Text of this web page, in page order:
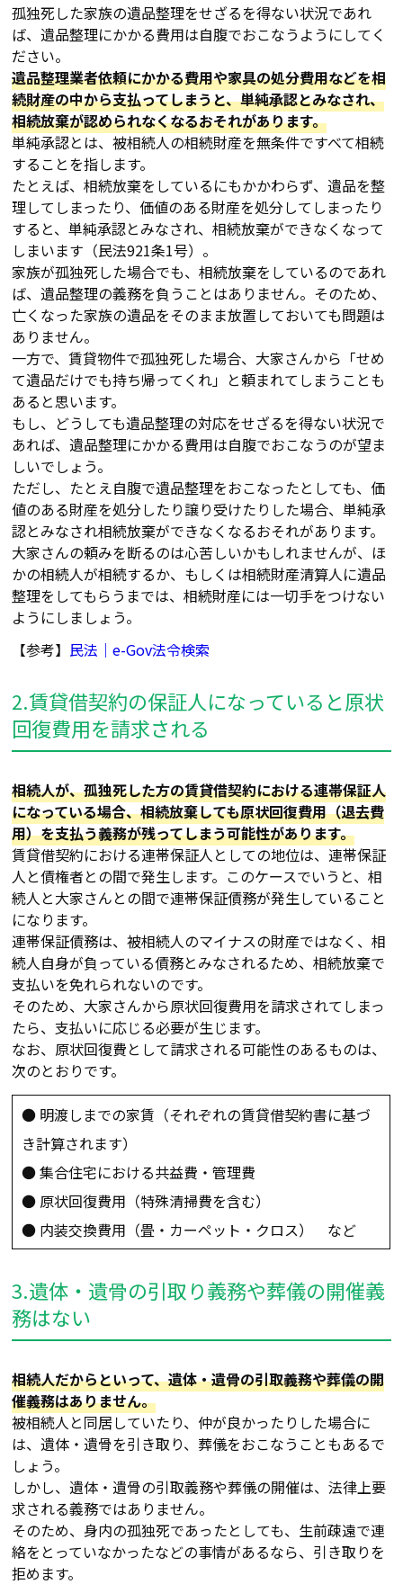
孤独死した家族の遺品整理をせざるを得ない状況であれ
ば、遺品整理にかかる費用は自腹でおこなうようにしてく
ださい。
遺品整理業者依頼にかかる費用や家具の処分費用などを相
続財産の中から支払ってしまうと、単純承認とみなされ、
相続放棄が認められなくなるおそれがあります。
単純承認とは、被相続人の相続財産を無条件ですべて相続
することを指します。
たとえば、相続放棄をしているにもかかわらず、遺品を整
理してしまったり、価値のある財産を処分してしまったり
すると、単純承認とみなされ、相続放棄ができなくなって
しまいます（民法921条1号）。
家族が孤独死した場合でも、相続放棄をしているのであれ
ば、遺品整理の義務を負うことはありません。そのため、
亡くなった家族の遺品をそのまま放置しておいても問題は
ありません。
一方で、賃貸物件で孤独死した場合、大家さんから「せめ
て遺品だけでも持ち帰ってくれ」と頼まれてしまうことも
あると思います。
もし、どうしても遺品整理の対応をせざるを得ない状況で
あれば、遺品整理にかかる費用は自腹でおこなうのが望ま
しいでしょう。
ただし、たとえ自腹で遺品整理をおこなったとしても、価
値のある財産を処分したり譲り受けたりした場合、単純承
認とみなされ相続放棄ができなくなるおそれがあります。
大家さんの頼みを断るのは心苦しいかもしれませんが、ほ
かの相続人が相続するか、もしくは相続財産清算人に遺品
整理をしてもらうまでは、相続財産には一切手をつけない
ようにしましょう。
【参考】 民法｜e-Gov法令検索
2.賃貸借契約の保証人になっていると原状
回復費用を請求される
相続人が、孤独死した方の賃貸借契約における連帯保証人
になっている場合、相続放棄しても原状回復費用（退去費
用）を支払う義務が残ってしまう可能性があります。
賃貸借契約における連帯保証人としての地位は、連帯保証
人と債権者との間で発生します。このケースでいうと、相
続人と大家さんとの間で連帯保証債務が発生していること
になります。
連帯保証債務は、被相続人のマイナスの財産ではなく、相
続人自身が負っている債務とみなされるため、相続放棄で
支払いを免れられないのです。
そのため、大家さんから原状回復費用を請求されてしまっ
たら、支払いに応じる必要が生じます。
なお、原状回復費として請求される可能性のあるものは、
次のとおりです。
● 明渡しまでの家賃（それぞれの賃貸借契約書に基づ
き計算されます）
● 集合住宅における共益費・管理費
● 原状回復費用（特殊清掃費を含む）
● 内装交換費用（畳・カーペット・クロス） など
3.遺体・遺骨の引取り義務や葬儀の開催義
務はない
相続人だからといって、遺体・遺骨の引取義務や葬儀の開
催義務はありません。
被相続人と同居していたり、仲が良かったりした場合に
は、遺体・遺骨を引き取り、葬儀をおこなうこともあるで
しょう。
しかし、遺体・遺骨の引取義務や葬儀の開催は、法律上要
求される義務ではありません。
そのため、身内の孤独死であったとしても、生前疎遠で連
絡をとっていなかったなどの事情があるなら、引き取りを
拒めます。